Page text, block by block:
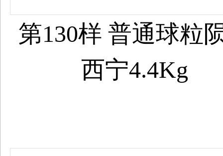
第130样 普通球粒
西宁4.4Kg